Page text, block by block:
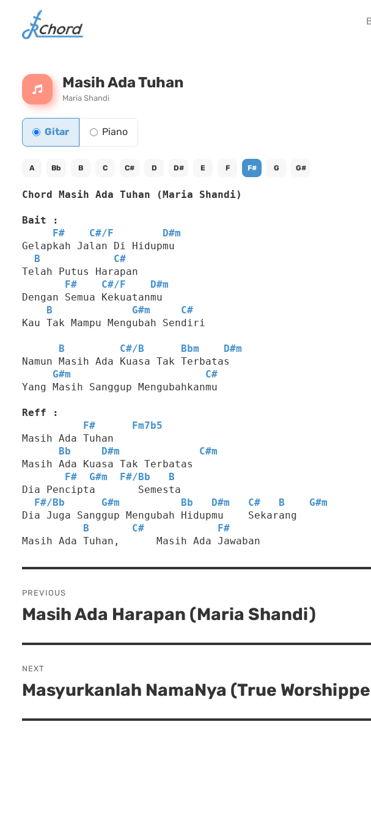
Masih Ada Tuhan
Maria Shandi
Gitar Piano
A Bb B C C# D D# E F F# G G#
Chord Masih Ada Tuhan (Maria Shandi)
Bait :
F#
C#/ F
D#m
Gelapkah Jalan Di Hidupmu
B
C#
Telah Putus Harapan
F#
C#/ F
D#m
Dengan Semua Kekuatanmu
B
G#m
C#
Kau Tak Mampu Mengubah Sendiri
B C#/ B Bbm
D#m
Namun Masih Ada Kuasa Tak Terbatas
G#m
C#
Yang Masih Sanggup Mengubahkanmu
Reff :
F#
Fm7b5
Masih Ada Tuhan
Bb
D#m
C#m
Masih Ada Kuasa Tak Terbatas
F#
G#m F#/ Bb
B
Dia Pencipta       Semesta
F#/ Bb G#m Bb D#m C# B
G#m
Dia Juga Sanggup Mengubah Hidupmu    Sekarang
B
C#
F#
Masih Ada Tuhan,      Masih Ada Jawaban
navigation
PREVIOUS
Previous
Masih Ada Harapan (Maria Shandi)
NEXT
Next
Masyurkanlah NamaNya (True